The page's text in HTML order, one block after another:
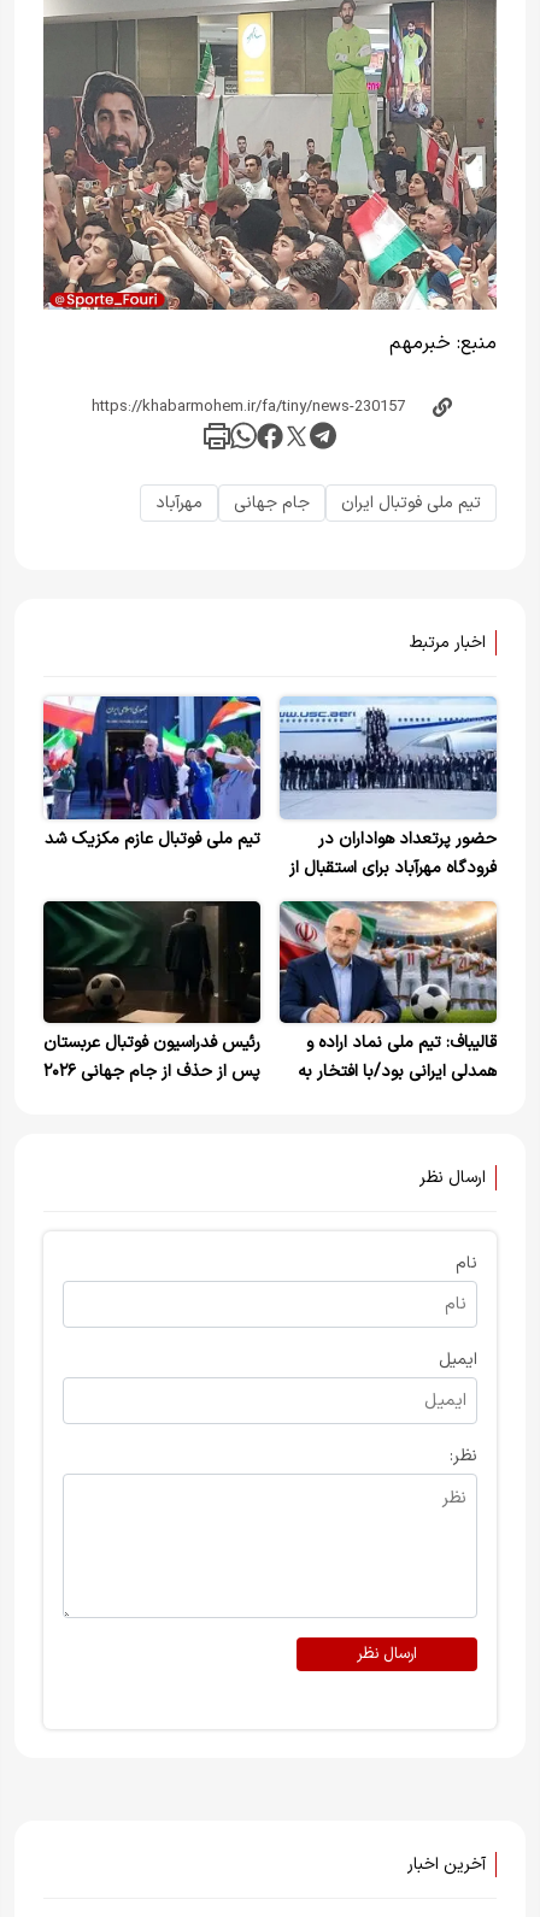
منبع: خبر‌مهم
تیم ملی فوتبال ایران جام جهانی مهرآباد
اخبار مرتبط
حضور پرتعداد هواداران در
فرودگاه مهرآباد برای استقبال از
ملی‌پوشان بازگشته از جام
جهانی+ویدیو
تیم ملی فوتبال عازم مکزیک شد
قالیباف: تیم ملی نماد اراده و
همدلی ایرانی بود/با افتخار به
رئیس فدراسیون فوتبال عربستان
پس از حذف از جام جهانی ۲۰۲۶
ارسال نظر
نام
ایمیل
نظر:
ارسال نظر
آخرین اخبار